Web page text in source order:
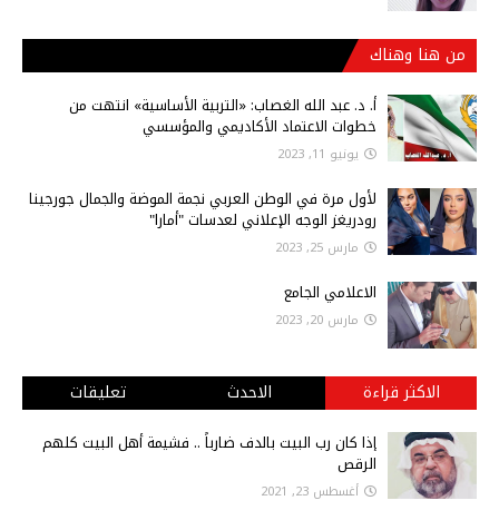
من هنا وهناك
أ‌. د. عبد الله الغصاب: «التربية الأساسية» انتهت من
خطوات الاعتماد الأكاديمي والمؤسسي
يونيو 11, 2023
لأول مرة في الوطن العربي نجمة الموضة والجمال جورجينا
رودريغز الوجه الإعلاني لعدسات "أمارا"
مارس 25, 2023
الاعلامي الجامع
مارس 20, 2023
الاكثر قراءة الاحدث تعليقات
إذا كان رب البيت بالدف ضارباً .. فشيمة أهل البيت كلهم
الرقص
أغسطس 23, 2021